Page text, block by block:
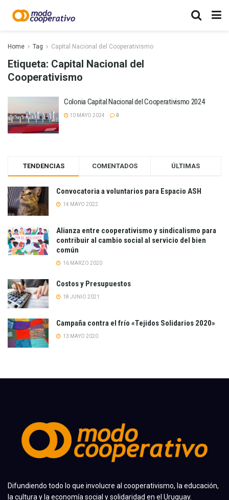
Home Tag Capital Nacional del Cooperativismo
Etiqueta: Capital Nacional del
Cooperativismo
Colonia Capital Nacional del Cooperativismo 2024
10 MAYO 2024 0
TENDENCIAS COMENTADOS ÚLTIMAS
Convocatoria a voluntarios para Espacio ASH
14 MAYO 2022
Alianza entre cooperativismo y sindicalismo para
contribuir al cambio social al servicio del bien
común
16 MARZO 2020
Costos y Presupuestos
18 JUNIO 2021
Campaña contra el frío «Tejidos Solidarios 2020»
13 MAYO 2020
Difundiendo todo lo que involucre al cooperativismo, la educación,
la cultura y la economía social y solidaridad en el Uruguay.